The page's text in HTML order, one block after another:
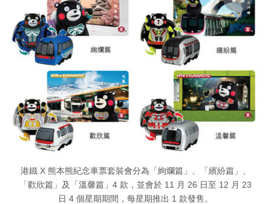
港鐵 X 熊本熊紀念車票套裝會分為「絢爛篇」、「繽紛篇」、
「歡欣篇」及「溫馨篇」4 款，並會於 11 月 26 日至 12 月 23
日 4 個星期期間，每星期推出 1 款發售。